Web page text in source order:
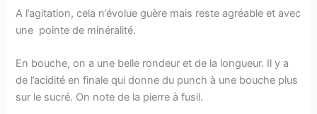
A l’agitation, cela n’évolue guère mais reste agréable et avec
une pointe de minéralité.
En bouche, on a une belle rondeur et de la longueur. Il y a
de l’acidité en finale qui donne du punch à une bouche plus
sur le sucré. On note de la pierre à fusil.